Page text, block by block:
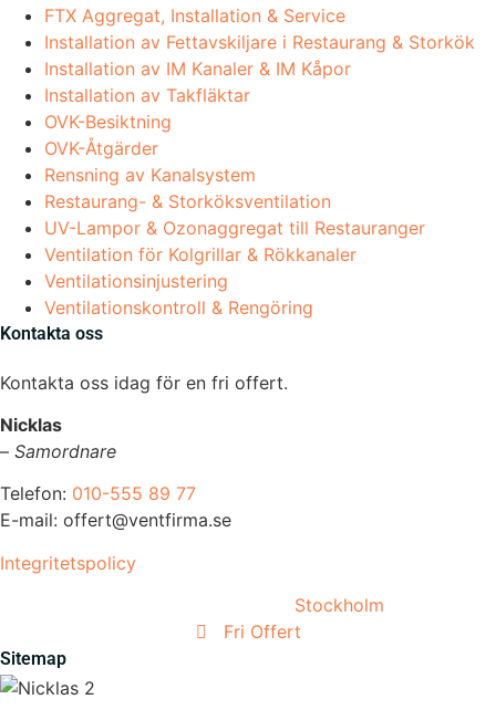
FTX Aggregat, Installation & Service
Installation av Fettavskiljare i Restaurang & Storkök
Installation av IM Kanaler & IM Kåpor
Installation av Takfläktar
OVK-Besiktning
OVK-Åtgärder
Rensning av Kanalsystem
Restaurang- & Storköksventilation
UV-Lampor & Ozonaggregat till Restauranger
Ventilation för Kolgrillar & Rökkanaler
Ventilationsinjustering
Ventilationskontroll & Rengöring
Kontakta oss
Kontakta oss idag för en fri offert.
Nicklas
– Samordnare
Telefon: 010-555 89 77
E-mail: offert@ventfirma.se
Integritetspolicy
Stockholm
Fri Offert
Sitemap